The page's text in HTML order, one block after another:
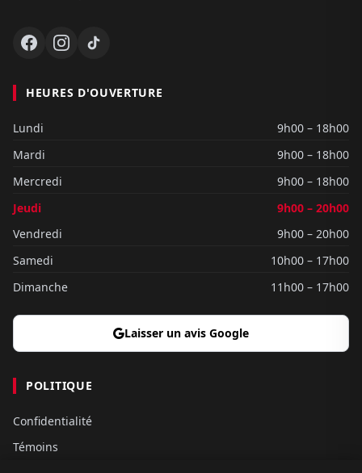
HEURES D'OUVERTURE
Lundi
9h00 – 18h00
Mardi
9h00 – 18h00
Mercredi
9h00 – 18h00
Jeudi
9h00 – 20h00
Vendredi
9h00 – 20h00
Samedi
10h00 – 17h00
Dimanche
11h00 – 17h00
Laisser un avis Google
POLITIQUE
Confidentialité
Témoins